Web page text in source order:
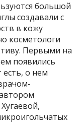
большой
создавали с
в кожу
косметологи
Первыми на
появились
о нем